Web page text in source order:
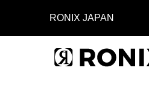
RONIX JAPAN